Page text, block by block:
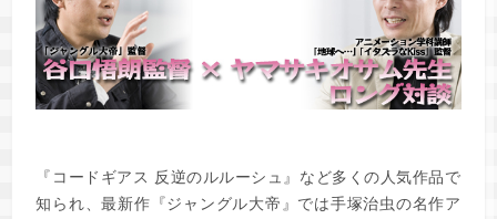
『コードギアス 反逆のルルーシュ』など多くの人気作品で
知られ、最新作『ジャングル大帝』では手塚治虫の名作ア